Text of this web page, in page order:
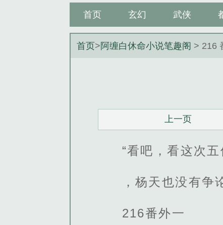
首页 玄幻 武侠
首页> 阿缠白休命小说笔趣阁 > 216
上一页
“看吧，看这次
，杨天也没有争
216番外一